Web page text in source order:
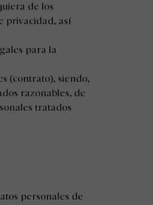
de los
privacidad, así
para la
(contrato), siendo,
razonables, de
tratados
personales de